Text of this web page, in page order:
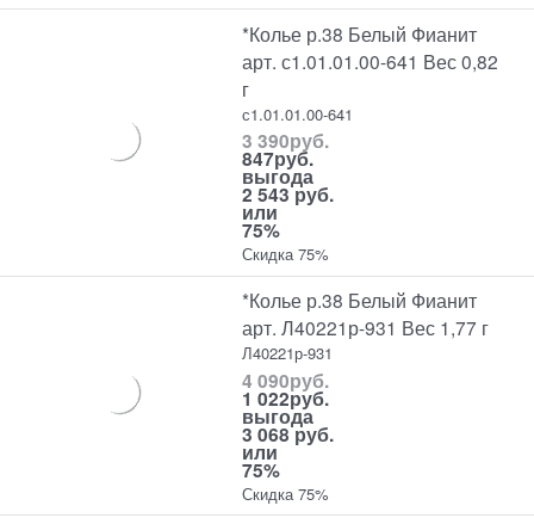
*Колье р.38 Белый Фианит
арт. с1.01.01.00-641 Вес 0,82
г
с1.01.01.00-641
3 390руб.
847руб.
выгода
2 543 руб.
или
75%
Скидка 75%
*Колье р.38 Белый Фианит
арт. Л40221р-931 Вес 1,77 г
Л40221р-931
4 090руб.
1 022руб.
выгода
3 068 руб.
или
75%
Скидка 75%